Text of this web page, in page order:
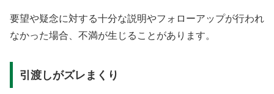
要望や疑念に対する十分な説明やフォローアップが行われ
なかった場合、不満が生じることがあります。
引渡しがズレまくり